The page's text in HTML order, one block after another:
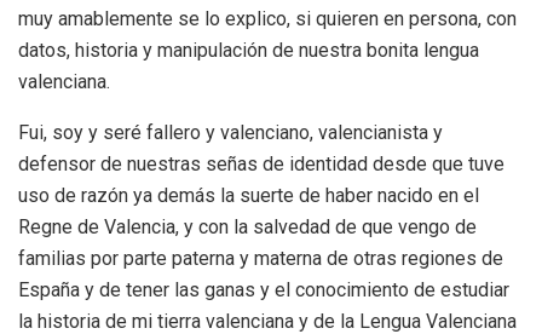
muy amablemente se lo explico, si quieren en persona, con
datos, historia y manipulación de nuestra bonita lengua
valenciana.
Fui, soy y seré fallero y valenciano, valencianista y
defensor de nuestras señas de identidad desde que tuve
uso de razón ya demás la suerte de haber nacido en el
Regne de Valencia, y con la salvedad de que vengo de
familias por parte paterna y materna de otras regiones de
España y de tener las ganas y el conocimiento de estudiar
la historia de mi tierra valenciana y de la Lengua Valenciana